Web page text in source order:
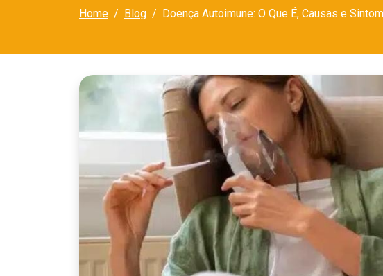
Home Blog Doença Autoimune: O Que É, Causas e